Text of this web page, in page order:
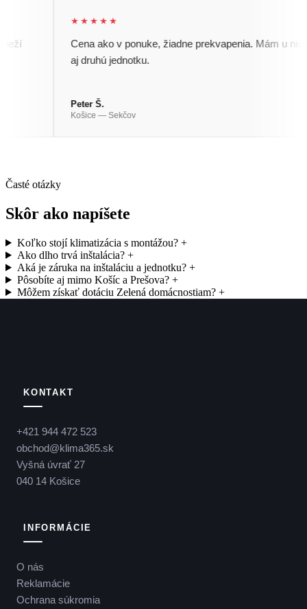
★★★★★
Cena ako v ponuke, žiadne prekvapenia. Mám u nich
aj druhú jednotku.
Peter Š.
Košice — Sekčov
Časté otázky
Skôr ako napíšete
Koľko stojí klimatizácia s montážou? +
Ako dlho trvá inštalácia? +
Aká je záruka na inštaláciu a jednotku? +
Pôsobíte aj mimo Košíc a Prešova? +
Môžem získať dotáciu Zelená domácnostiam? +
KONTAKT
+421 944 472 523
obchod@klima365.sk
Vyšná úvrať 27
040 14 Košice
INFORMÁCIE
O nás
Reklamácie
Ochrana súkromia